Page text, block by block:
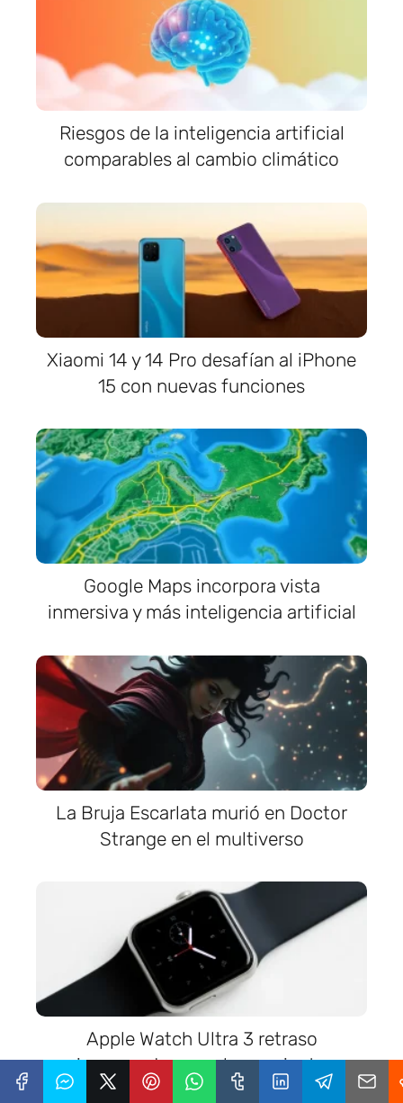
Riesgos de la inteligencia artificial
comparables al cambio climático
Xiaomi 14 y 14 Pro desafían al iPhone
15 con nuevas funciones
Google Maps incorpora vista
inmersiva y más inteligencia artificial
La Bruja Escarlata murió en Doctor
Strange en el multiverso
Apple Watch Ultra 3 retraso
inesperado en su lanzamiento